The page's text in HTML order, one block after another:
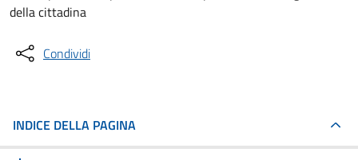
della cittadina
Condividi
INDICE DELLA PAGINA